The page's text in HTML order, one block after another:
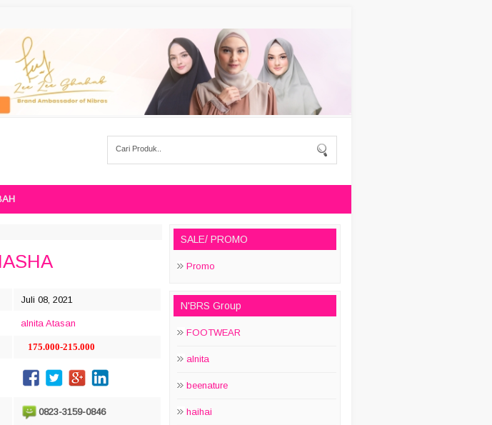
Juli 08, 2021
alnita Atasan
175.000-215.000
0823-3159-0846
SALE/ PROMO
Promo
N'BRS Group
FOOTWEAR
alnita
beenature
haihai